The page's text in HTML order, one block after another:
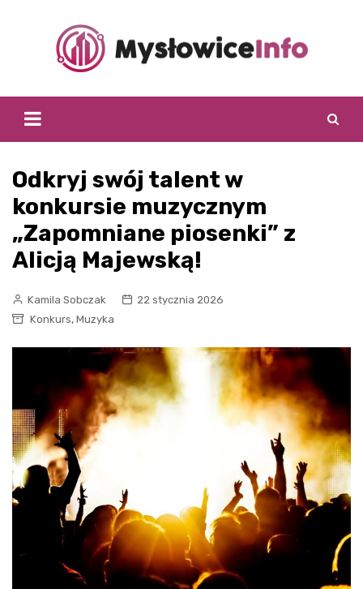
Odkryj swój talent w
konkursie muzycznym
„Zapomniane piosenki” z
Alicją Majewską!
Kamila Sobczak
22 stycznia 2026
Konkurs, Muzyka